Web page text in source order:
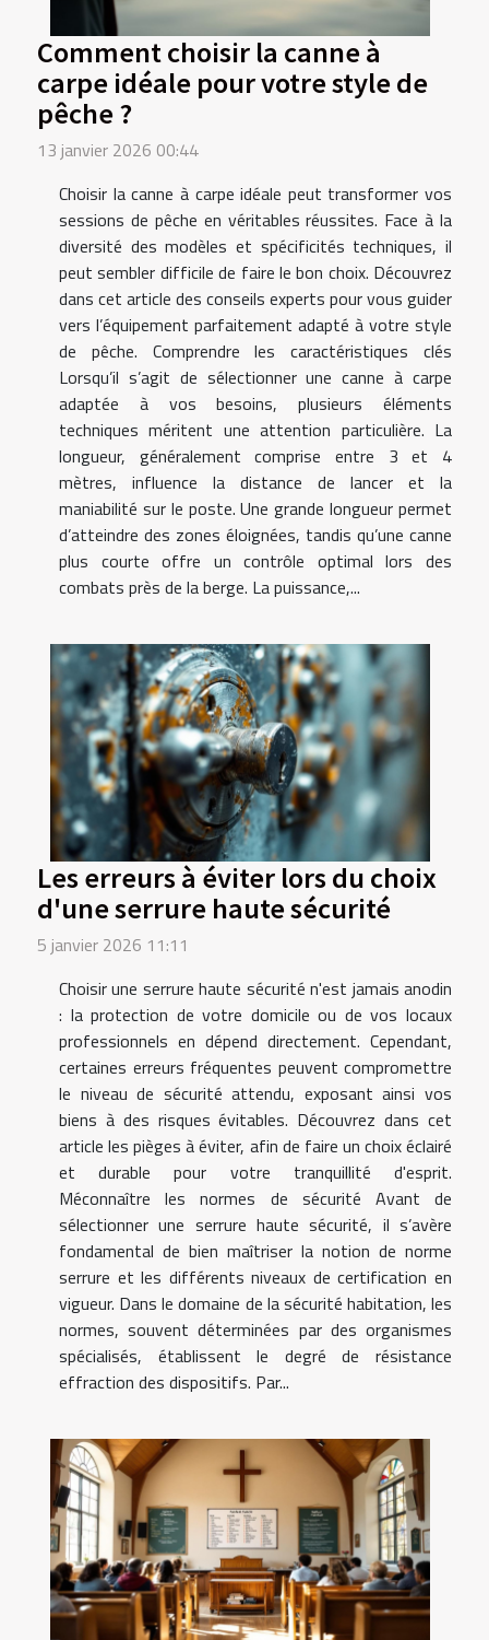
Comment choisir la canne à
carpe idéale pour votre style de
pêche ?
13 janvier 2026 00:44
Choisir la canne à carpe idéale peut transformer vos
sessions de pêche en véritables réussites. Face à la
diversité des modèles et spécificités techniques, il
peut sembler difficile de faire le bon choix. Découvrez
dans cet article des conseils experts pour vous guider
vers l’équipement parfaitement adapté à votre style
de pêche. Comprendre les caractéristiques clés
Lorsqu’il s’agit de sélectionner une canne à carpe
adaptée à vos besoins, plusieurs éléments
techniques méritent une attention particulière. La
longueur, généralement comprise entre 3 et 4
mètres, influence la distance de lancer et la
maniabilité sur le poste. Une grande longueur permet
d’atteindre des zones éloignées, tandis qu’une canne
plus courte offre un contrôle optimal lors des
combats près de la berge. La puissance,...
Les erreurs à éviter lors du choix
d'une serrure haute sécurité
5 janvier 2026 11:11
Choisir une serrure haute sécurité n'est jamais anodin
: la protection de votre domicile ou de vos locaux
professionnels en dépend directement. Cependant,
certaines erreurs fréquentes peuvent compromettre
le niveau de sécurité attendu, exposant ainsi vos
biens à des risques évitables. Découvrez dans cet
article les pièges à éviter, afin de faire un choix éclairé
et durable pour votre tranquillité d'esprit.
Méconnaître les normes de sécurité Avant de
sélectionner une serrure haute sécurité, il s’avère
fondamental de bien maîtriser la notion de norme
serrure et les différents niveaux de certification en
vigueur. Dans le domaine de la sécurité habitation, les
normes, souvent déterminées par des organismes
spécialisés, établissent le degré de résistance
effraction des dispositifs. Par...